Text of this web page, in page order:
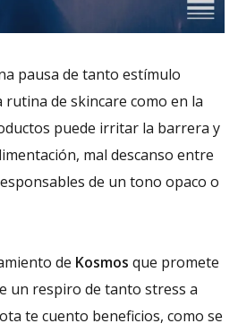
pausa de tanto estímulo
rutina de skincare como en la
puede irritar la barrera y
mal descanso entre
de un tono opaco o
de Kosmos que promete
un respiro de tanto stress a
te cuento beneficios, como se